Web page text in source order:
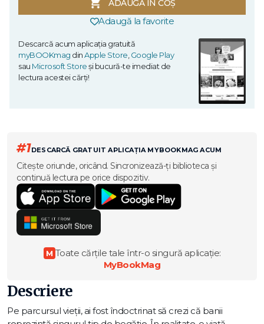
ADAUGĂ ÎN COȘ
Adaugă la favorite
Descarcă acum aplicația gratuită
myBOOKmag dinApple Store,Google Play
sau Microsoft Storeși bucură-te imediat de
lectura acestei cărți!
#1DESCARCĂ GRATUIT APLICAȚIA MYBOOKMAG ACUM
Citește oriunde, oricând. Sincronizează-ți biblioteca și
continuă lectura pe orice dispozitiv.
M Toate cărțile tale într-o singură aplicație:
MyBookMag
Descriere
Pe parcursul vieții, ai fost îndoctrinat să crezi că banii